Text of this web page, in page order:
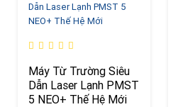
Máy Từ Trường Siêu
Dẫn Laser Lạnh PMST
5 NEO+ Thế Hệ Mới